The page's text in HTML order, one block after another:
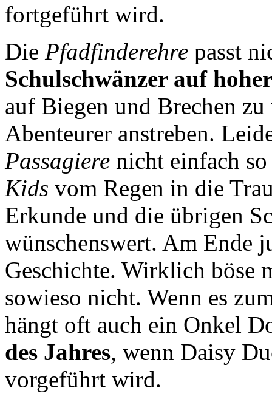
fortgeführt wird.
Die Pfadfinderehre passt
Schulschwänzer auf
auf Biegen und Brechen
Abenteurer anstreben.
Passagiere nicht einfach
Kids vom Regen in die
Erkunde und die übrigen
wünschenswert. Am Ende
Geschichte. Wirklich böse
sowieso nicht. Wenn es
hängt oft auch ein Onkel
des Jahres, wenn Daisy
vorgeführt wird.